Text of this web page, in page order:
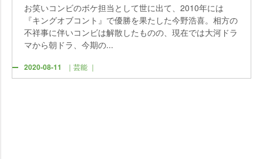
お笑いコンビのボケ担当として世に出て、2010年には
『キングオブコント』で優勝を果たした今野浩喜。相方の
不祥事に伴いコンビは解散したものの、現在では大河ドラ
マから朝ドラ、今期の...
2020-08-11 ｜芸能 ｜